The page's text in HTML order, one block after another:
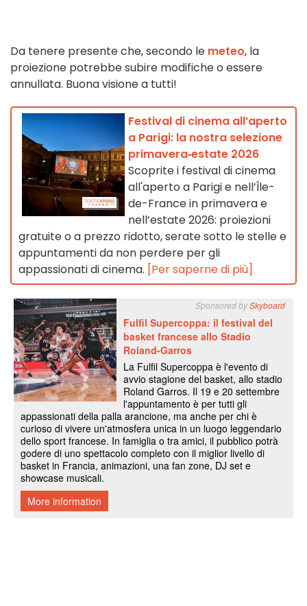
Da tenere presente che, secondo le meteo, la
proiezione potrebbe subire modifiche o essere
annullata. Buona visione a tutti!
Festival di cinema all’aperto
a Parigi: la nostra selezione
primavera‑estate 2026
Scoprite i festival di cinema
all'aperto a Parigi e nell’Île-
de-France in primavera e
nell’estate 2026: proiezioni
gratuite o a prezzo ridotto, serate sotto le stelle e
appuntamenti da non perdere per gli
appassionati di cinema. [Per saperne di più]